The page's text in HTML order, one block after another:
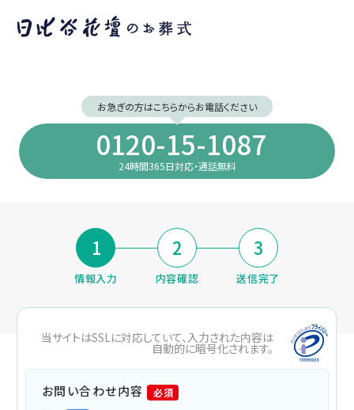
お急ぎの方はこちらからお電話ください
0120-15-1087
24時間365日対応・通話無料
1
情報⼊⼒
2
内容確認
3
送信完了
当サイトはSSLに対応していて、入力された内容は
自動的に暗号化されます。
お問い合わせ内容 必須